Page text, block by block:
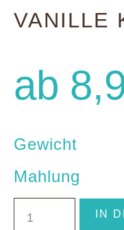
VANILLE
ab
Gewicht
Mahlung
IN